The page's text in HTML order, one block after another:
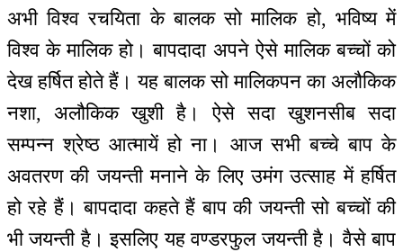
अभी विश्व रचयिता के बालक सो मालिक हो, भविष्य में
विश्व के मालिक हो। बापदादा अपने ऐसे मालिक बच्चों को
देख हर्षित होते हैं। यह बालक सो मालिकपन का अलौकिक
नशा, अलौकिक खुशी है। ऐसे सदा खुशनसीब सदा
सम्पन्न श्रेष्ठ आत्मायें हो ना। आज सभी बच्चे बाप के
अवतरण की जयन्ती मनाने के लिए उमंग उत्साह में हर्षित
हो रहे हैं। बापदादा कहते हैं बाप की जयन्ती सो बच्चों की
भी जयन्ती है। इसलिए यह वण्डरफुल जयन्ती है। वैसे बाप